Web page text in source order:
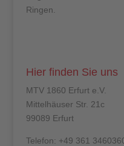
Ringen.
Hier finden Sie uns
MTV 1860 Erfurt e.V.
Mittelhäuser Str. 21c
99089 Erfurt
Telefon: +49 361